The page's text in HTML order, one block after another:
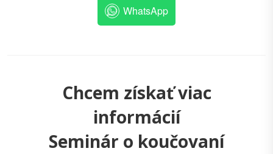
WhatsApp
Chcem získať viac
informácií
Seminár o koučovaní